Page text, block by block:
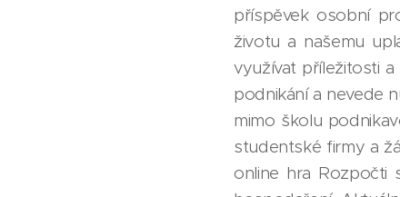
příspěvek osobní
životu a našemu
využívat příležitosti
podnikání a nevede
mimo školu
studentské firmy a
online hra Rozpočti